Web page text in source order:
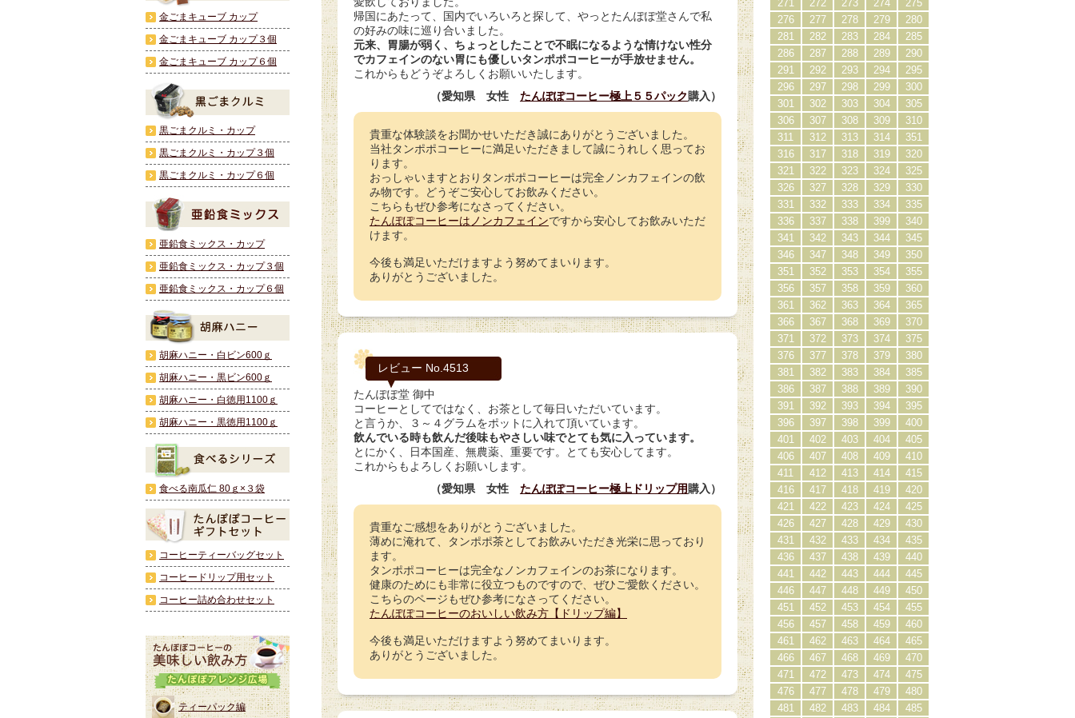
帰国にあたって、国内でいろいろと探して、やっとたんぽぽ堂さんで私
の好みの味に巡り合いました。
元来、胃腸が弱く、ちょっとしたことで不眠になるような情けない性分
でカフェインのない胃にも優しいタンポポコーヒーが手放せません。
これからもどうぞよろしくお願いいたします。
（愛知県 女性 たんぽぽコーヒー極上５５パック 購入）
貴重な体験談をお聞かせいただき誠にありがとうございました。
当社タンポポコーヒーに満足いただきまして誠にうれしく思ってお
ります。
おっしゃいますとおりタンポポコーヒーは完全ノンカフェインの飲
み物です。どうぞご安心してお飲みください。
こちらもぜひ参考になさってください。
たんぽぽコーヒーはノンカフェインですから安心してお飲みいただ
けます。
今後も満足いただけますよう努めてまいります。
ありがとうございました。
レビュー No.4513
たんぽぽ堂 御中
コーヒーとしてではなく、お茶として毎日いただいています。
と言うか、３～４グラムをポットに入れて頂いています。
飲んでいる時も飲んだ後味もやさしい味でとても気に入っています。
とにかく、日本国産、無農薬、重要です。とても安心してます。
これからもよろしくお願いします。
（愛知県 女性 たんぽぽコーヒー極上ドリップ用 購入）
貴重なご感想をありがとうございました。
薄めに淹れて、タンポポ茶としてお飲みいただき光栄に思っており
ます。
タンポポコーヒーは完全なノンカフェインのお茶になります。
健康のためにも非常に役立つものですので、ぜひご愛飲ください。
こちらのページもぜひ参考になさってください。
たんぽぽコーヒーのおいしい飲み方【ドリップ編】
今後も満足いただけますよう努めてまいります。
ありがとうございました。
271
272 273 274
275
276
277 278 279
280
281
282 283 284
285
286
287 288 289
290
291
292 293 294
295
296
297 298 299
300
301
302 303 304
305
306
307 308 309
310
311
312 313 314
351
316
317 318 319
320
321
322 323 324
325
326
327 328 329
330
331
332 333 334
335
336
337 338 399
340
341
342 343 344
345
346
347 348 349
350
351
352 353 354
355
356
357 358 359
360
361
362 363 364
365
366
367 368 369
370
371
372 373 374
375
376
377 378 379
380
381
382 383 384
385
386
387 388 389
390
391
392 393 394
395
396
397 398 399
400
401
402 403 404
405
406
407 408 409
410
411
412 413 414
415
416
417 418 419
420
421
422 423 424
425
426
427 428 429
430
431
432 433 434
435
436
437 438 439
440
441
442 443 444
445
446
447 448 449
450
451
452 453 454
455
456
457 458 459
460
461
462 463 464
465
466
467 468 469
470
471
472 473 474
475
476
477 478 479
480
481
482 483 484
485
金ごまキューブ カップ
金ごまキューブ カップ３個
金ごまキューブ カップ６個
黒ごまクルミ・カップ
黒ごまクルミ・カップ３個
黒ごまクルミ・カップ６個
亜鉛食ミックス・カップ
亜鉛食ミックス・カップ３個
亜鉛食ミックス・カップ６個
胡麻ハニー・白ビン600ｇ
胡麻ハニー・黒ビン600ｇ
胡麻ハニー・白徳用1100ｇ
胡麻ハニー・黒徳用1100ｇ
食べる南瓜仁 80ｇ×３袋
コーヒーティーバッグセット
コーヒードリップ用セット
コーヒー詰め合わせセット
ティーパック編